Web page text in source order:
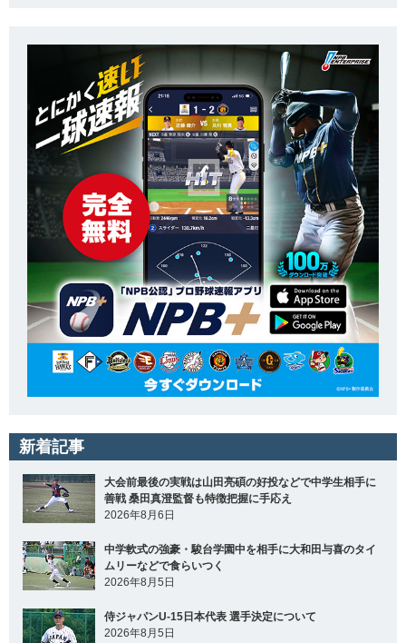
新着記事
大会前最後の実戦は山田亮碩の好投などで中学生相手に
善戦 桑田真澄監督も特徴把握に手応え
2026年8月6日
中学軟式の強豪・駿台学園中を相手に大和田与喜のタイ
ムリーなどで食らいつく
2026年8月5日
侍ジャパンU-15日本代表 選手決定について
2026年8月5日